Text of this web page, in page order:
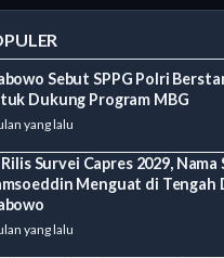
Sebut SPPG Polri
Dukung Program MBG
yang lalu
Rilis Survei Capres 2029,
Menguat di Tengah
yang lalu